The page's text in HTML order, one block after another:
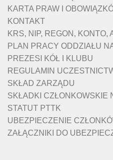
KARTA PRAW I
KONTAKT
KRS, NIP, REGON, KONTO,
PLAN PRACY ODDZIAŁU
PREZESI KÓŁ I KLUBU
REGULAMIN
SKŁAD ZARZĄDU
SKŁADKI CZŁONKOWSKIE
STATUT PTTK
UBEZPIECZENIE
ZAŁĄCZNIKI DO